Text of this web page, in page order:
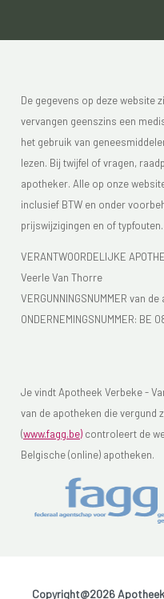
De gegevens op deze website
vervangen geenszins een
het gebruik van
lezen. Bij twijfel of vragen,
apotheker. Alle op onze
inclusief BTW en onder
prijswijzigingen en of typfouten.
VERANTWOORDELIJKE
Veerle Van Thorre
VERGUNNINGSNUMMER van
ONDERNEMINGSNUMMER: BE
Je vindt Apotheek Verbeke -
van de apotheken die vergund
(www.fagg.be) controleert de
Belgische (online) apotheken.
Copyright@2026